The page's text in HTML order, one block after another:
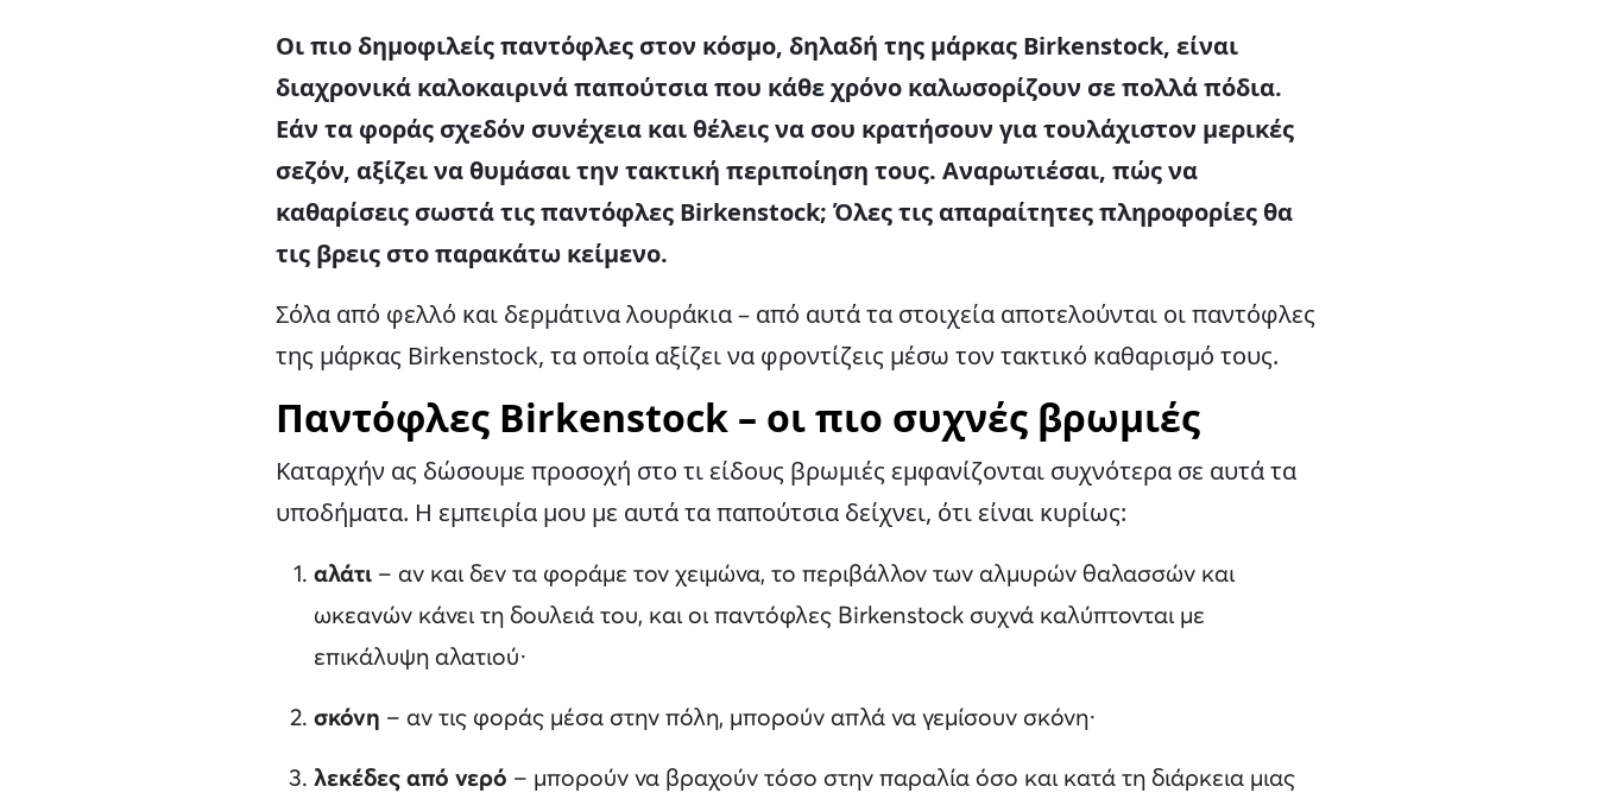
Οι πιο δημοφιλείς παντόφλες στον κόσμο, δηλαδή της μάρκας Birkenstock, είναι
διαχρονικά καλοκαιρινά παπούτσια που κάθε χρόνο καλωσορίζουν σε πολλά πόδια.
Εάν τα φοράς σχεδόν συνέχεια και θέλεις να σου κρατήσουν για τουλάχιστον μερικές
σεζόν, αξίζει να θυμάσαι την τακτική περιποίηση τους. Αναρωτιέσαι, πώς να
καθαρίσεις σωστά τις παντόφλες Birkenstock; Όλες τις απαραίτητες πληροφορίες θα
τις βρεις στο παρακάτω κείμενο.
Σόλα από φελλό και δερμάτινα λουράκια – από αυτά τα στοιχεία αποτελούνται οι παντόφλες
της μάρκας Birkenstock, τα οποία αξίζει να φροντίζεις μέσω τον τακτικό καθαρισμό τους.
Παντόφλες Birkenstock – οι πιο συχνές βρωμιές
Καταρχήν ας δώσουμε προσοχή στο τι είδους βρωμιές εμφανίζονται συχνότερα σε αυτά τα
υποδήματα. Η εμπειρία μου με αυτά τα παπούτσια δείχνει, ότι είναι κυρίως:
αλάτι – αν και δεν τα φοράμε τον χειμώνα, το περιβάλλον των αλμυρών θαλασσών και
ωκεανών κάνει τη δουλειά του, και οι παντόφλες Birkenstock συχνά καλύπτονται με
επικάλυψη αλατιού·
σκόνη – αν τις φοράς μέσα στην πόλη, μπορούν απλά να γεμίσουν σκόνη·
λεκέδες από νερό – μπορούν να βραχούν τόσο στην παραλία όσο και κατά τη διάρκεια μιας